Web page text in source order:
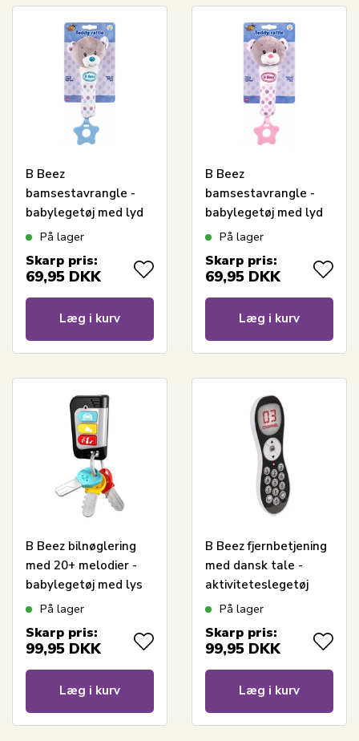
B Beez
bamsestavrangle -
babylegetøj med lyd
og bidering - lyseblå -
På lager
Skarp pris:
69,95 DKK
Læg i kurv
B Beez
bamsestavrangle -
babylegetøj med lyd
og bidering - lyserød -
På lager
Skarp pris:
69,95 DKK
Læg i kurv
B Beez bilnøglering
med 20+ melodier -
babylegetøj med lys
og lyd - fra 12 mdr.
På lager
Skarp pris:
99,95 DKK
Læg i kurv
B Beez fjernbetjening
med dansk tale -
aktiviteteslegetøj
med lyd - fra 12 mdr.
På lager
Skarp pris:
99,95 DKK
Læg i kurv